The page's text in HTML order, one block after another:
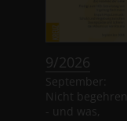
9/2026
September:
Nicht begehren
- und was,